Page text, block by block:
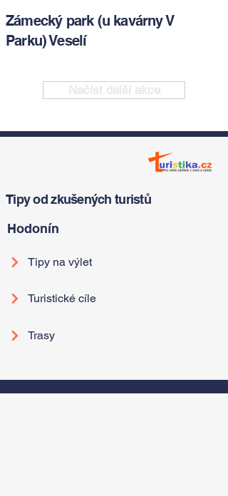
Zámecký park (u kavárny V
Parku) Veselí
Načíst další akce
Tipy od zkušených turistů
Hodonín
Tipy na výlet
Turistické cíle
Trasy